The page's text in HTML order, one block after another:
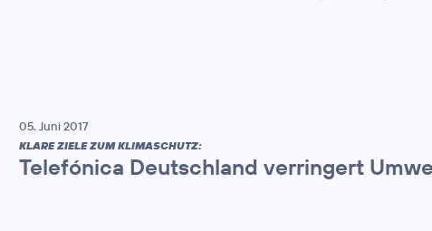
05. Juni 2017
KLARE ZIELE ZUM KLIMASCHUTZ:
Telefónica Deutschland verringert